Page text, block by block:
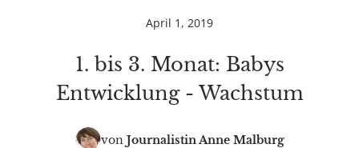
April 1, 2019
1. bis 3. Monat: Babys
Entwicklung - Wachstum
von JournalistinAnne Malburg